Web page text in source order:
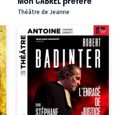
Théâtre de Jeanne